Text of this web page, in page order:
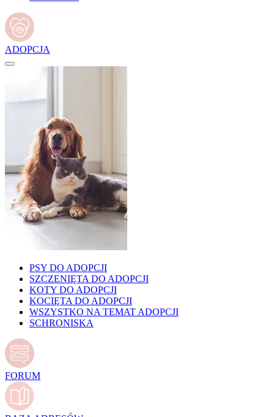
ADOPCJA
PSY DO ADOPCJI
SZCZENIĘTA DO ADOPCJI
KOTY DO ADOPCJI
KOCIĘTA DO ADOPCJI
WSZYSTKO NA TEMAT ADOPCJI
SCHRONISKA
FORUM